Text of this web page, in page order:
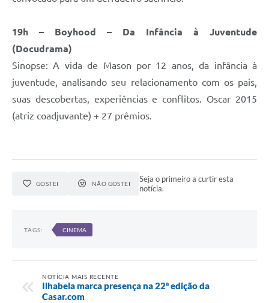
19h – Boyhood – Da Infância à Juventude
(Docudrama)
Sinopse: A vida de Mason por 12 anos, da infância à
juventude, analisando seu relacionamento com os pais,
suas descobertas, experiências e conflitos. Oscar 2015
(atriz coadjuvante) + 27 prêmios.
GOSTEI NÃO GOSTEI
Seja o primeiro a curtir esta
notícia.
TAGS: CINEMA
NOTÍCIA MAIS RECENTE
Ilhabela marca presença na 22ª edição da
Casar.com